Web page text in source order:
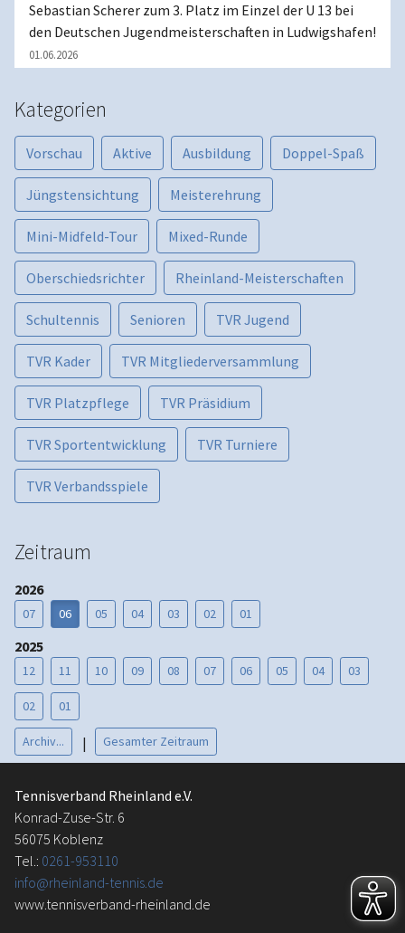
Sebastian Scherer zum 3. Platz im Einzel der U 13 bei
den Deutschen Jugendmeisterschaften in Ludwigshafen!
01.06.2026
Kategorien
Vorschau Aktive Ausbildung Doppel-Spaß
Jüngstensichtung Meisterehrung
Mini-Midfeld-Tour Mixed-Runde
Oberschiedsrichter Rheinland-Meisterschaften
Schultennis Senioren TVR Jugend
TVR Kader TVR Mitgliederversammlung
TVR Platzpflege TVR Präsidium
TVR Sportentwicklung TVR Turniere
TVR Verbandsspiele
Zeitraum
2026
07 06 05 04 03 02 01
2025
12 11 10 09 08 07 06 05 04 03
02 01
Archiv... | Gesamter Zeitraum
Tennisverband Rheinland e.V.
Konrad-Zuse-Str. 6
56075 Koblenz
Tel.: 0261-953110
info@rheinland-tennis.de
www.tennisverband-rheinland.de